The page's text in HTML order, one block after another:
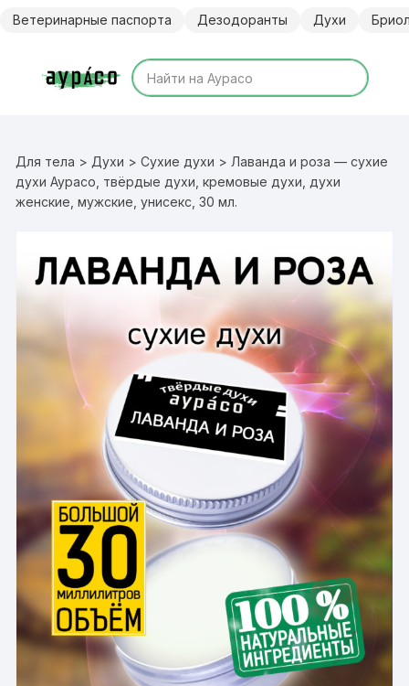
Ветеринарные паспорта Дезодоранты Духи
Для тела > Духи >Сухие духи > Лаванда и роза — сухие
духи Аурасо, твёрдые духи, кремовые духи, духи
женские, мужские, унисекс, 30 мл.